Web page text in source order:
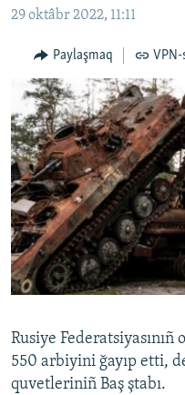
İNSAN AQLARI
VİDEO
SÜRET
BLOGLAR
FİKİR
Русский
Українською
QOŞULIÑIZ!
RFE/RS bütün saytları
29 oktâbr 2022, 11:11
Paylaşmaq VPN-
Rusiye
550 arbiyini ğayıp etti,
quvetleriniñ Baş ştabı.